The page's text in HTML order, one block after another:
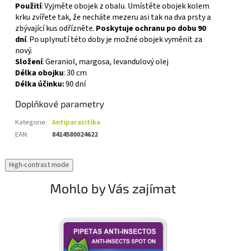
Použití: Vyjměte obojek z obalu. Umístěte obojek kolem
krku zvířete tak, že necháte mezeru asi tak na dva prsty a
zbývající kus odřízněte. Poskytuje ochranu po dobu 90
dní. Po uplynutí této doby je možné obojek vyměnit za
nový.
Složení: Geraniol, margosa, levandulový olej
Délka obojku: 30 cm
Délka účinku:90 dní
Doplňkové parametry
Kategorie: Antiparazitika
EAN: 8414580024622
High-contrast mode
Mohlo by Vás zajímat